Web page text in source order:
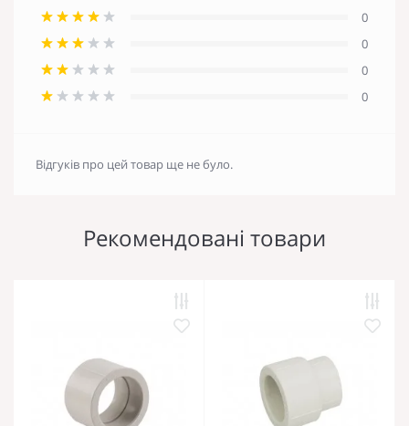
0
0
0
0
Відгуків про цей товар ще не було.
Рекомендовані товари